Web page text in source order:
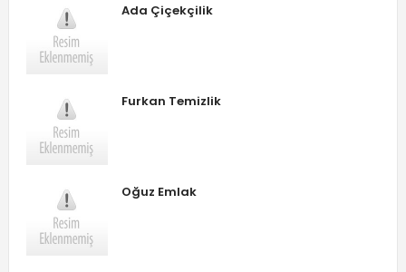
Ada Çiçekçilik
Furkan Temizlik
Oğuz Emlak